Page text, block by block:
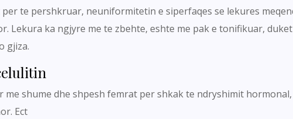
te pershkruar, neuniformitetin e siperfaqes se lekures
Lekura ka ngjyre me te zbehte, eshte me pak e tonifikuar,
gjiza.
me shume dhe shpesh femrat per shkak te ndryshimit
Ect